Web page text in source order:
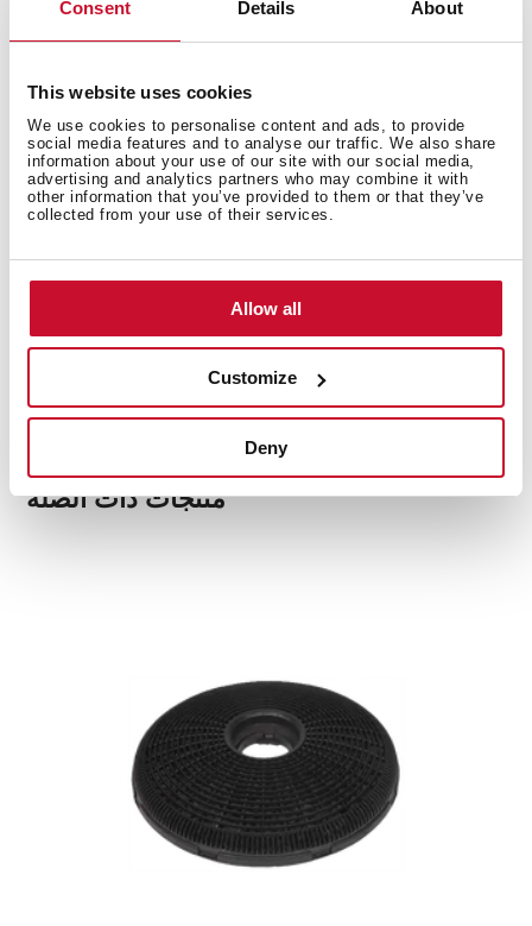
Consent Details About
This website uses cookies
We use cookies to personalise content and ads, to provide
social media features and to analyse our traffic. We also share
information about your use of our site with our social media,
advertising and analytics partners who may combine it with
other information that you’ve provided to them or that they’ve
collected from your use of their services.
Allow all
Customize
Deny
قد تكون مهتمًا أيضًا بما يلي
بطاقة المنتج
صور عالية الدقة
منتجات ذات الصلة